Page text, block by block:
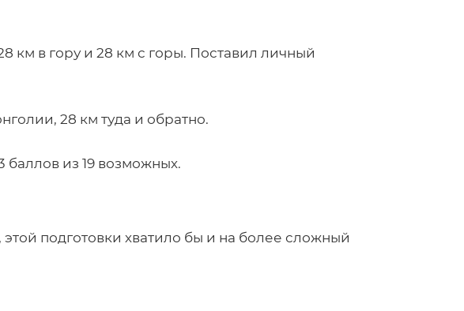
км в гору и 28 км с горы. Поставил личный
28 км туда и обратно.
баллов из 19 возможных.
подготовки хватило бы и на более сложный